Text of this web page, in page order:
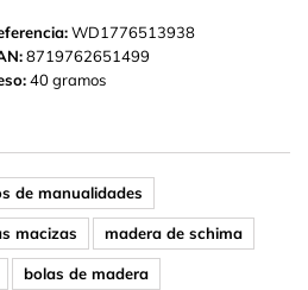
WD1776513938
8719762651499
40 gramos
de manualidades
macizas madera de schima
bolas de madera